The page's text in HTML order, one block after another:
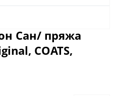
Сан/ пряжа
COATS,